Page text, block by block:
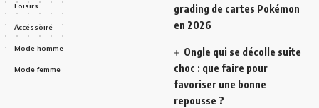
Loisirs
Accessoire
Mode homme
Mode femme
grading de cartes Pokémon
en 2026
Ongle qui se décolle suite
choc : que faire pour
favoriser une bonne
repousse ?